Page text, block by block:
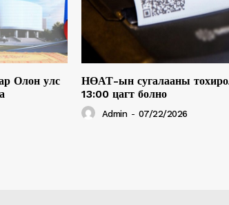
Олон улс
НӨАТ-ын сугалааны
13:00 цагт болно
Admin - 07/22/2026